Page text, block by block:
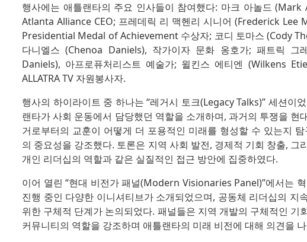
행사에는 애틀랜타의 주요 인사들이 참여했다: 마크 아놀드
Atlanta Alliance CEO; 프레데릭 리 맥헨리 시니어 (Frederick Lee
Presidential Medal of Achievement 수상자; 코디 토마스 (Cody
다니엘스 (Chenoa Daniels), 작가이자 문화 옹호가; 패트릭
Daniels), 아프로퓨처리스트 예술가; 윌킨스 에티엔 (Wilkens
ALLATRA TV 자원봉사자.
행사의 하이라이트 중 하나는 “레거시 토크(Legacy Talks)” 세션이
랜타가 사회 운동에서 담당했던 역할을 소개하며, 과거의 투쟁을 현
거로부터의 교훈이 어떻게 더 포용적인 미래를 형성할 수 있는지
의 중요성을 강조했다. 토론은 지역 사회 발전, 경제적 기회 창출, 그
개인 리더십의 역할과 같은 실질적인 접근 방안에 집중하였다.
이어 열린 “현대 비전가 패널(Modern Visionaries Panel)”에서는
진행 중인 다양한 이니셔티브가 소개되었으며, 공동체 리더십의 지
위한 구체적 단계가 논의되었다. 패널들은 지역 개발의 구체적인 기
커뮤니티의 역할을 강조하며 애틀랜타의 미래 비전에 대해 의견을